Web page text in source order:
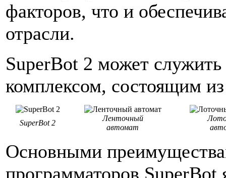
факторов, что и
отрасли.
SuperBot 2 может
комплексом, состоящим
SuperBot 2
Ленточный
автомат
Основными
программаторов SuperBot